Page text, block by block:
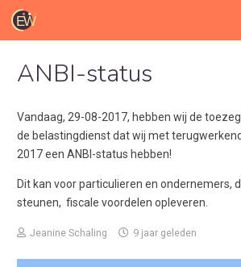
ANBI-status
Vandaag, 29-08-2017, hebben wij de
de belastingdienst dat wij met
2017 een ANBI-status hebben!
Dit kan voor particulieren en ondernemers,
steunen, fiscale voordelen opleveren.
Jeanine Schaling 9 jaar geleden